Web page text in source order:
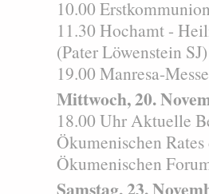
10.00
11.30 Hochamt -
(Pater Löwenstein SJ)
19.00 Manresa-
Mittwoch, 20.
18.00 Uhr Aktuelle
Ökumenischen
Ökumenischen
Samstag, 23.